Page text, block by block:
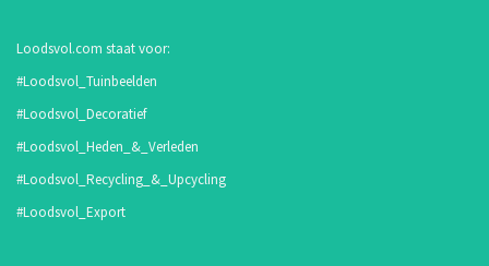
Loodsvol.com staat voor:
#Loodsvol_Tuinbeelden
#Loodsvol_Decoratief
#Loodsvol_Heden_&_Verleden
#Loodsvol_Recycling_&_Upcycling
#Loodsvol_Export